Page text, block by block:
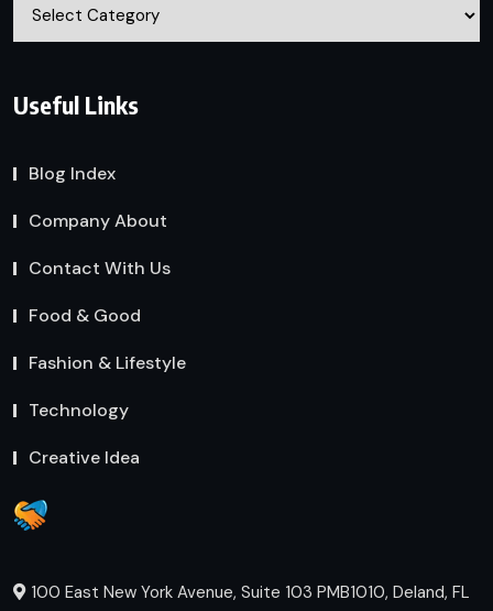
Useful Links
Blog Index
Company About
Contact With Us
Food & Good
Fashion & Lifestyle
Technology
Creative Idea
100 East New York Avenue, Suite 103 PMB1010, Deland, FL